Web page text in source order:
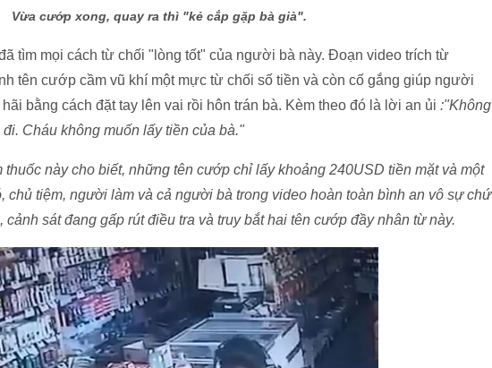
Vừa cướp xong, quay ra thì "kẻ cắp gặp bà già".
tìm mọi cách từ chối "lòng tốt" của người bà này. Đoạn video trích từ
tên cướp cầm vũ khí một mực từ chối số tiền và còn cố gắng giúp người
bằng cách đặt tay lên vai rồi hôn trán bà. Kèm theo đó là lời an ủi :"Không
Cháu không muốn lấy tiền của bà."
này cho biết, những tên cướp chỉ lấy khoảng 240USD tiền mặt và một
chủ tiệm, người làm và cả người bà trong video hoàn toàn bình an vô sự chứ
sát đang gấp rút điều tra và truy bắt hai tên cướp đầy nhân từ này.